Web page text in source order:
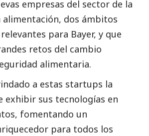
empresas del sector de la
dos ámbitos
para Bayer, y que
retos del cambio
alimentaria.
a estas startups la
exhibir sus tecnologías en
fomentando un
para todos los